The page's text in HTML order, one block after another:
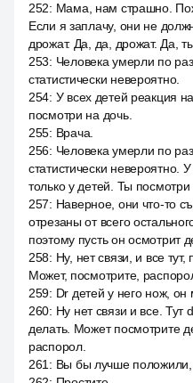
252: Мама, нам страшно.
Если я заплачу, они не
дрожат. Да, да, дрожат. Да, ты
253: Человека умерли по
статистически невероятно.
254: У всех детей реакция
посмотри на дочь.
255: Врача.
256: Человека умерли по
статистически невероятно.
только у детей. Ты посмотри
257: Наверное, они что-то
отрезаны от всего
поэтому пусть он осмотрит
258: Ну, нет связи, и все
Может, посмотрите,
259: Dr детей у него нож, он
260: Ну нет связи и все.
делать. Может посмотрите
распорол.
261 : Вы бы лучше положили,